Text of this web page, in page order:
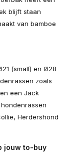
blijft staan
van bamboe
(small) en Ø28
zoals
een Jack
Herdershond
jouw to-buy